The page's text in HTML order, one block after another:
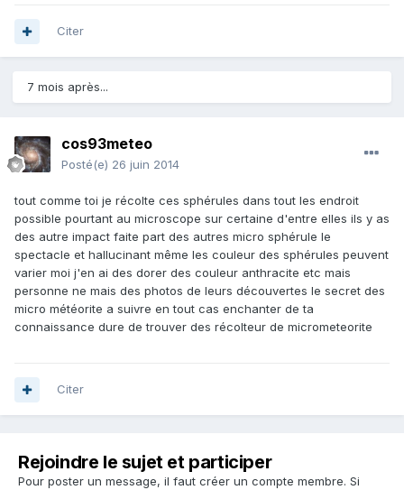
Citer
7 mois après...
cos93meteo
Posté(e) 26 juin 2014
tout comme toi je récolte ces sphérules dans tout les endroit
possible pourtant au microscope sur certaine d'entre elles ils y as
des autre impact faite part des autres micro sphérule le
spectacle et hallucinant même les couleur des sphérules peuvent
varier moi j'en ai des dorer des couleur anthracite etc mais
personne ne mais des photos de leurs découvertes le secret des
micro météorite a suivre en tout cas enchanter de ta
connaissance dure de trouver des récolteur de micrometeorite
Citer
Rejoindre le sujet et participer
Pour poster un message, il faut créer un compte membre. Si